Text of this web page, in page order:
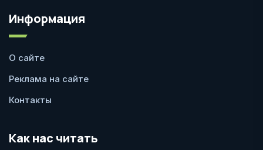
Информация
О сайте
Реклама на сайте
Контакты
Как нас читать